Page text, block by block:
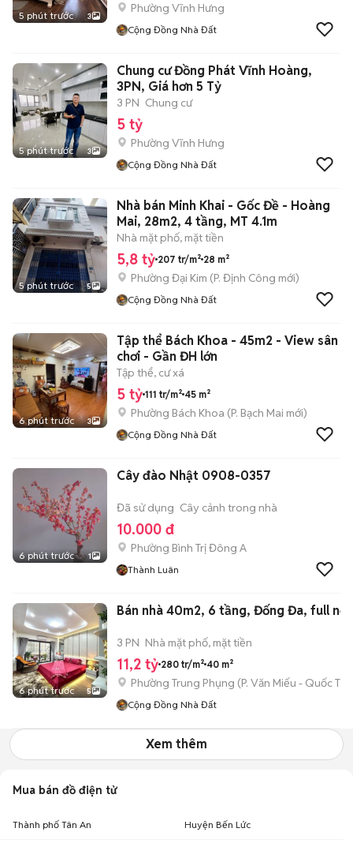
5 phút trước 3
Phường Vĩnh Hưng
Cộng Đồng Nhà Đất
5 phút trước 3
Chung cư Đồng Phát Vĩnh Hoàng,
3PN, Giá hơn 5 Tỷ
3 PN Chung cư
5 tỷ
Phường Vĩnh Hưng
Cộng Đồng Nhà Đất
5 phút trước 5
Nhà bán Minh Khai - Gốc Đề - Hoàng
Mai, 28m2, 4 tầng, MT 4.1m
Nhà mặt phố, mặt tiền
5,8 tỷ 207 tr/m² 28 m²
Phường Đại Kim (P. Định Công mới)
Cộng Đồng Nhà Đất
6 phút trước 3
Tập thể Bách Khoa - 45m2 - View sân
chơi - Gần ĐH lớn
Tập thể, cư xá
5 tỷ 111 tr/m² 45 m²
Phường Bách Khoa (P. Bạch Mai mới)
Cộng Đồng Nhà Đất
6 phút trước 1
Cây đào Nhật 0908-0357
Đã sử dụng Cây cảnh trong nhà
10.000 đ
Phường Bình Trị Đông A
Thành Luân
6 phút trước 5
Bán nhà 40m2, 6 tầng, Đống Đa, full
3 PN Nhà mặt phố, mặt tiền
11,2 tỷ 280 tr/m² 40 m²
Phường Trung Phụng (P. Văn Miếu - Quốc Tử
Cộng Đồng Nhà Đất
Xem thêm
Mua bán đồ điện tử
Thành phố Tân An Huyện Bến Lức